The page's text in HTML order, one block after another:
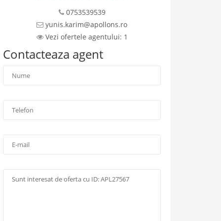
0753539539
yunis.karim@apollons.ro
Vezi ofertele agentului: 1
Contacteaza agent
mail: